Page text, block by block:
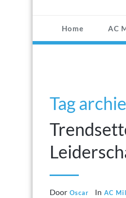
Home AC
Tag
Door Oscar In AC